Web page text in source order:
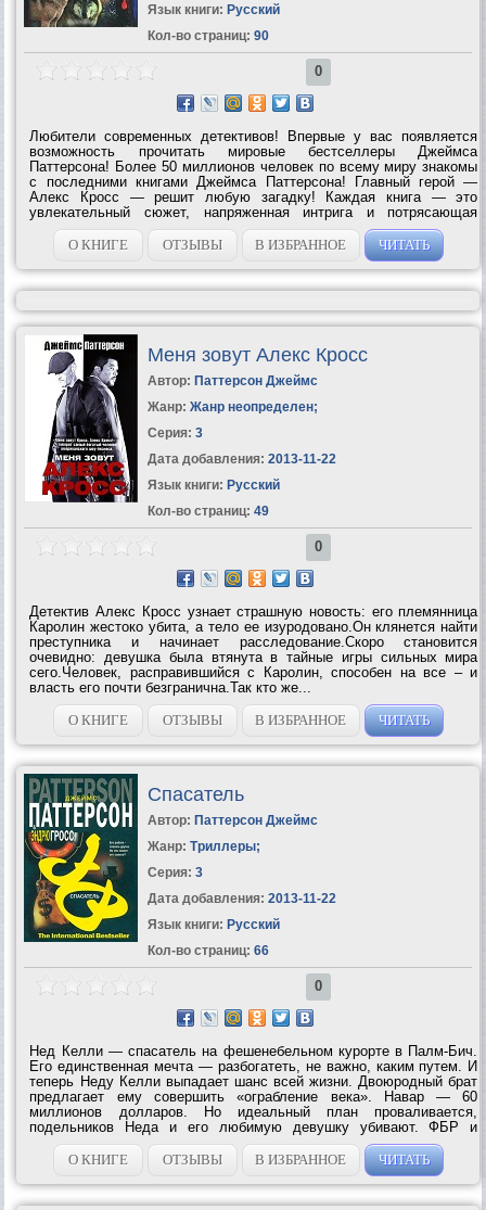
Язык книги: Русский
Кол-во страниц: 90
0
Любители современных детективов! Впервые у вас появляется
возможность прочитать мировые бестселлеры Джеймса
Паттерсона! Более 50 миллионов человек по всему миру знакомы
с последними книгами Джеймса Паттерсона! Главный герой —
Алекс Кросс — решит любую загадку! Каждая книга — это
увлекательный сюжет, напряженная интрига и потрясающая
развязка. Вы получите незабываемое удовольствие от
захватывающего расследования и...
О КНИГЕ ОТЗЫВЫ В ИЗБРАННОЕ ЧИТАТЬ
Меня зовут Алекс Кросс
Автор: Паттерсон Джеймс
Жанр: Жанр неопределен;
Серия: 3
Дата добавления: 2013-11-22
Язык книги: Русский
Кол-во страниц: 49
0
Детектив Алекс Кросс узнает страшную новость: его племянница
Каролин жестоко убита, а тело ее изуродовано.Он клянется найти
преступника и начинает расследование.Скоро становится
очевидно: девушка была втянута в тайные игры сильных мира
сего.Человек, расправившийся с Каролин, способен на все – и
власть его почти безгранична.Так кто же...
О КНИГЕ
ОТЗЫВЫ В ИЗБРАННОЕ ЧИТАТЬ
Спасатель
Автор: Паттерсон Джеймс
Жанр: Триллеры;
Серия: 3
Дата добавления: 2013-11-22
Язык книги: Русский
Кол-во страниц: 66
0
Нед Келли — спасатель на фешенебельном курорте в Палм-Бич.
Его единственная мечта — разбогатеть, не важно, каким путем. И
теперь Неду Келли выпадает шанс всей жизни. Двоюродный брат
предлагает ему совершить «ограбление века». Навар — 60
миллионов долларов. Но идеальный план проваливается,
подельников Неда и его любимую девушку убивают. ФБР и
полиция уверены: убийства совершил Келли, и на него начинается
безжалостная охота. ...
О КНИГЕ ОТЗЫВЫ В ИЗБРАННОЕ ЧИТАТЬ